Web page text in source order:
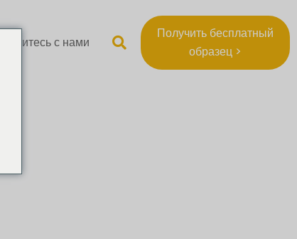
Свяжитесь с нами
Получить бесплатный
образец >